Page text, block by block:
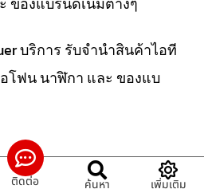
บริการ รับจำนำสินค้าไอที
โฟน นาฬิกา และ ของแบ
ติดต่อ ค้นหา เพิ่มเติม